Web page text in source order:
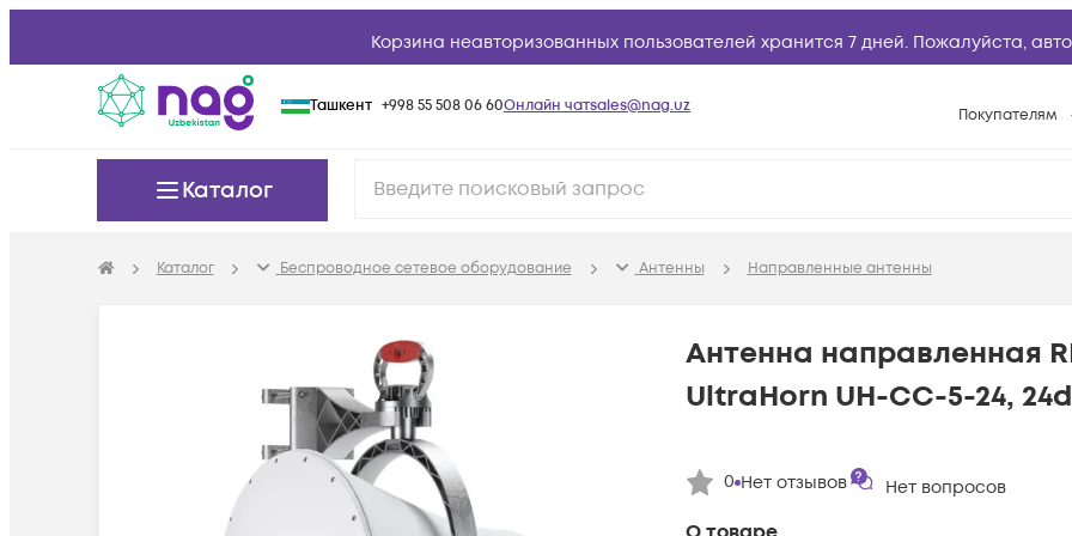
Корзина неавторизованных пользователей хранится 7 дней. Пожалуйста,
Ташкент +998 55 508 06 60Онлайн чатsales@nag.uz Покупателям
База знаний
Конфигураторы
Каталог
Каталог Беспроводное сетевое оборудование Антенны Направленные антенны
Антенна направленная
UltraHorn UH-CC-5-24,
0 Нет отзывов Нет вопросов